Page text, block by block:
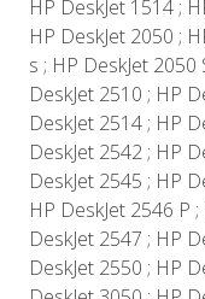
HP DeskJet 1514 ;
HP DeskJet 2050 ;
s ; HP DeskJet 2050
DeskJet 2510 ; HP
DeskJet 2514 ; HP
DeskJet 2542 ; HP
DeskJet 2545 ; HP
HP DeskJet 2546 P
DeskJet 2547 ; HP
DeskJet 2550 ; HP